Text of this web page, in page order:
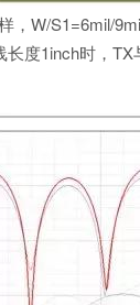
，W/S1=6mil/
度1inch时，